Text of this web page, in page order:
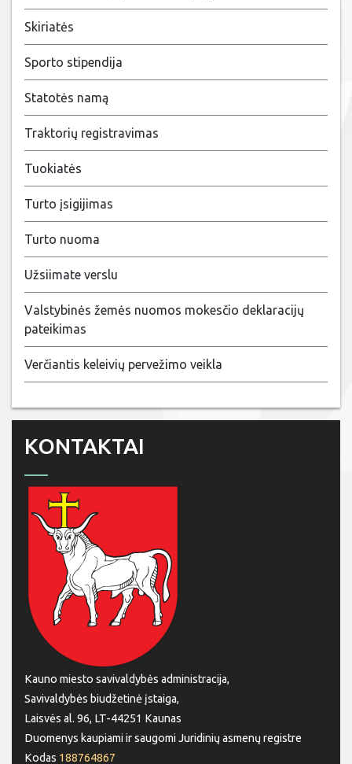
Skiriatės
Sporto stipendija
Statotės namą
Traktorių registravimas
Tuokiatės
Turto įsigijimas
Turto nuoma
Užsiimate verslu
Valstybinės žemės nuomos mokesčio deklaracijų
pateikimas
Verčiantis keleivių pervežimo veikla
KONTAKTAI
Kauno miesto savivaldybės administracija,
Savivaldybės biudžetinė įstaiga,
Laisvės al. 96, LT-44251 Kaunas
Duomenys kaupiami ir saugomi Juridinių asmenų registre
Kodas 188764867